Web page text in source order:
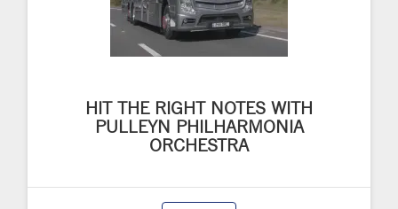
HIT THE RIGHT NOTES WITH
PULLEYN PHILHARMONIA
ORCHESTRA